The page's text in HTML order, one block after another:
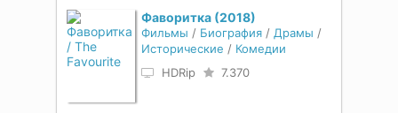
Фаворитка (2018)
Фильмы / Биография / Драмы /
Исторические / Комедии
HDRip
7.370